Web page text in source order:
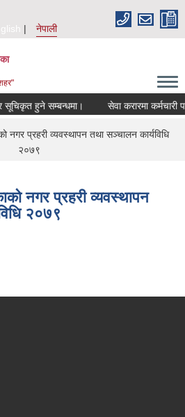
नेपाली
हुने सम्बन्धमा। सेवा करारमा कर्मचारी
नगर प्रहरी व्यवस्थापन तथा सञ्चालन कार्यविधि
२०७९
नगर प्रहरी व्यवस्थापन
२०७९